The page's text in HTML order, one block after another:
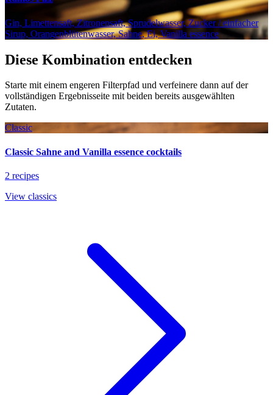
Gin, Limettensaft, Zitronensaft, Sprudelwasser, Zucker / einfacher
Sirup, Orangenblütenwasser, Sahne, Ei, Vanilla essence
Diese Kombination entdecken
Starte mit einem engeren Filterpfad und verfeinere dann auf der
vollständigen Ergebnisseite mit beiden bereits ausgewählten
Zutaten.
Classic
Classic Sahne and Vanilla essence cocktails
2 recipes
View classics